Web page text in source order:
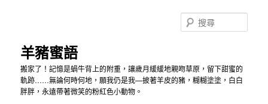
羊豬蜜語
搬家了！記憶是蝸牛背上的附重，讓歲月緩緩地親吻草原，留下甜蜜的
軌跡……無論何時何地，願我仍是我—披著羊皮的豬，糊糊塗塗，白白
胖胖，永遠帶著微笑的粉紅色小動物。
尋